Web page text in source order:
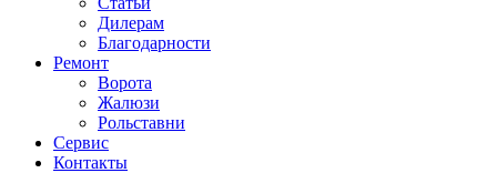
Дилерам
Благодарности
Ремонт
Ворота
Жалюзи
Рольставни
Сервис
Контакты